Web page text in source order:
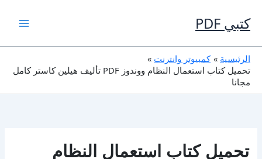
إلى
المحتوى
كتبي PDF
الرئيسية
كمبيوتر وانترنت
تحميل كتاب استعمال النظام ووندوز PDF تأليف هيلين كاستر كامل
مجانا
تحميل كتاب استعمال النظام